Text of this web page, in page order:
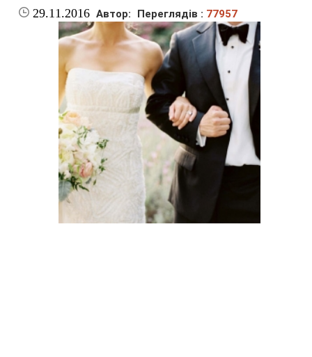
29.11.2016 Автор: Переглядів : 77957